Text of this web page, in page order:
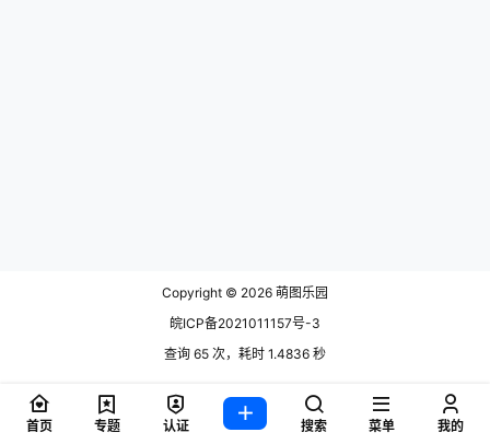
Copyright © 2026 萌图乐园
皖ICP备2021011157号-3
查询 65 次，耗时 1.4836 秒
首页 专题 认证 搜索 菜单 我的